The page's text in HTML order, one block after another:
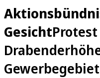
Gesicht
Gewerbegebiet